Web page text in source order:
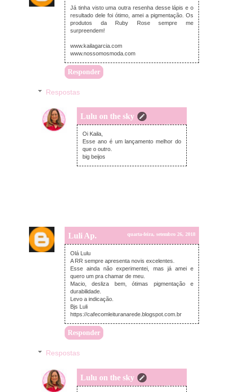
Já tinha visto uma outra resenha desse lápis e o
resultado dele foi ótimo, amei a pigmentação. Os
produtos da Ruby Rose sempre me
surpreendem!
www.kailagarcia.com
www.nossomosmoda.com
Responder
Respostas
Lulu on the sky
quinta-feira, setembro 27, 2018
Oi Kaila,
Esse ano é um lançamento melhor do
que o outro.
big beijos
Luli Ap. quarta-feira, setembro 26, 2018
Olá Lulu
A RR sempre apresenta novis excelentes.
Esse ainda não experimentei, mas já amei e
quero um pra chamar de meu.
Macio, desliza bem, ótimas pigmentação e
durabilidade.
Levo a indicação.
Bjs Luli
https://cafecomleituranarede.blogspot.com.br
Responder
Respostas
Lulu on the sky
quinta-feira, setembro 27, 2018